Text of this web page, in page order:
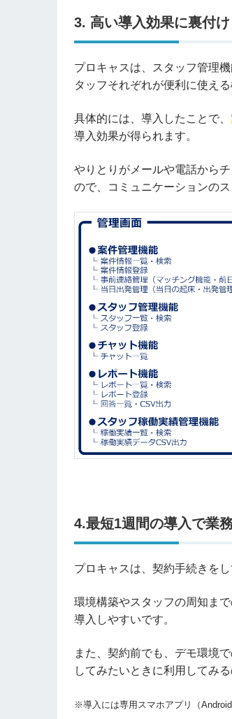
3. 高い導入効果に裏付
プロキャスは、スタッフ管理
タッフそれぞれが便利に使え
具体的には、導入したことで、
導入効果が得られます。
やりとりがメールや電話から
ので、コミュニケーションの
4.最短1週間の導入で業
プロキャスは、契約手続きを
環境構築やスタッフの周知ま
導入しやすいです。
また、契約前でも、デモ環境
してみたいときに利用してみる
※導入には専用スマホアプリ（